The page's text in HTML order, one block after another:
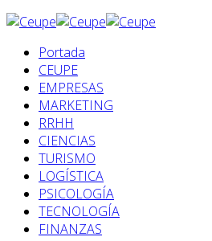
Portada
CEUPE
EMPRESAS
MARKETING
RRHH
CIENCIAS
TURISMO
LOGÍSTICA
PSICOLOGÍA
TECNOLOGÍA
FINANZAS